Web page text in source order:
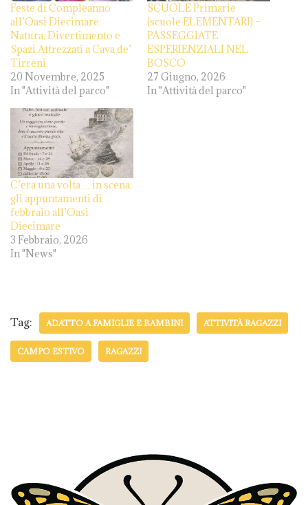
Feste di Compleanno
all’Oasi Diecimare:
Natura, Divertimento e
Spazi Attrezzati a Cava de’
Tirreni
20 Novembre, 2025
In "Attività del parco"
SCUOLE Primarie
(scuole ELEMENTARI) –
PASSEGGIATE
ESPERIENZIALI NEL
BOSCO
27 Giugno, 2026
In "Attività del parco"
C’era una volta… in scena:
gli appuntamenti di
febbraio all’Oasi
Diecimare
3 Febbraio, 2026
In "News"
Tag: ADATTO A FAMIGLIE E BAMBINI ATTIVITÀ RAGAZZI
CAMPO ESTIVO RAGAZZI